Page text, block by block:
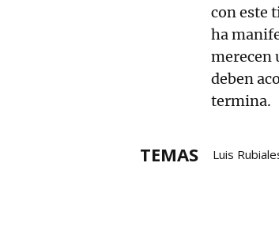
con este
ha
merecen
deben
termina.
TEMAS Luis